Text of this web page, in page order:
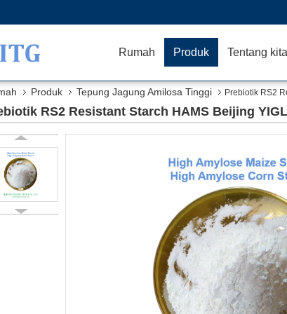
Rumah Produk Tentang kita
Produk Tepung Jagung Amilosa Tinggi Prebiotik RS2
RS2 Resistant Starch HAMS Beijing